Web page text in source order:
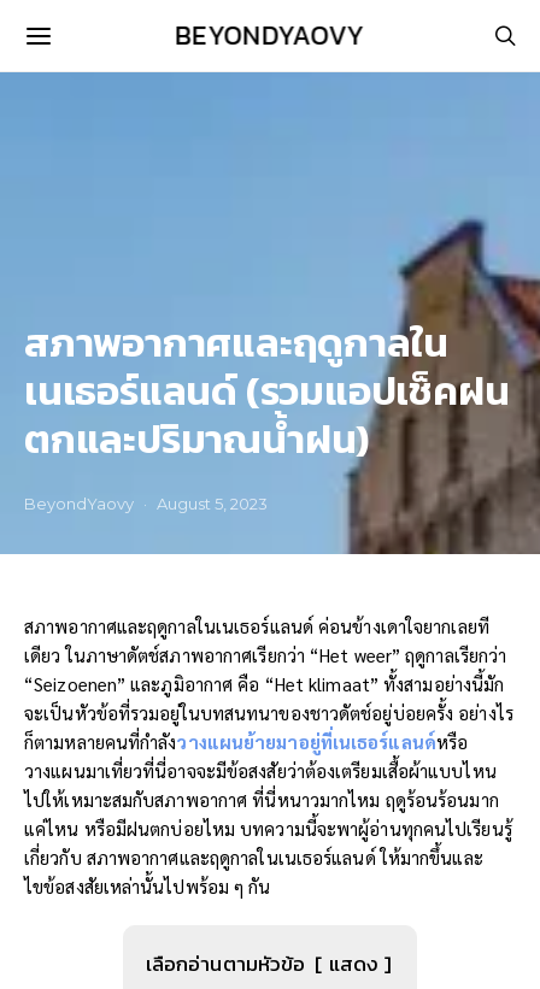
BEYONDYAOVY
สภาพอากาศและฤดูกาลใน
เนเธอร์แลนด์ (รวมแอปเช็คฝน
ตกและปริมาณน้ำฝน)
BeyondYaovy August 5, 2023
สภาพอากาศและฤดูกาลในเนเธอร์แลนด์ ค่อนข้างเดาใจยากเลยที
เดียว ในภาษาดัตช์สภาพอากาศเรียกว่า “Het weer” ฤดูกาลเรียกว่า
“Seizoenen” และภูมิอากาศ คือ “Het klimaat” ทั้งสามอย่างนี้มัก
จะเป็นหัวข้อที่รวมอยู่ในบทสนทนาของชาวดัตช์อยู่บ่อยครั้ง อย่างไร
ก็ตามหลายคนที่กำลังวางแผนย้ายมาอยู่ที่เนเธอร์แลนด์หรือ
วางแผนมาเที่ยวที่นี่อาจจะมีข้อสงสัยว่าต้องเตรียมเสื้อผ้าแบบไหน
ไปให้เหมาะสมกับสภาพอากาศ ที่นี่หนาวมากไหม ฤดูร้อนร้อนมาก
แค่ไหน หรือมีฝนตกบ่อยไหม บทความนี้จะพาผู้อ่านทุกคนไปเรียนรู้
เกี่ยวกับ สภาพอากาศและฤดูกาลในเนเธอร์แลนด์ ให้มากขึ้นและ
ไขข้อสงสัยเหล่านั้นไปพร้อม ๆ กัน
เลือกอ่านตามหัวข้อ แสดง